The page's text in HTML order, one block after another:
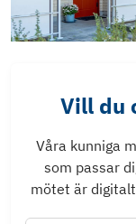
Vill du
Våra kunniga
som passar
mötet är